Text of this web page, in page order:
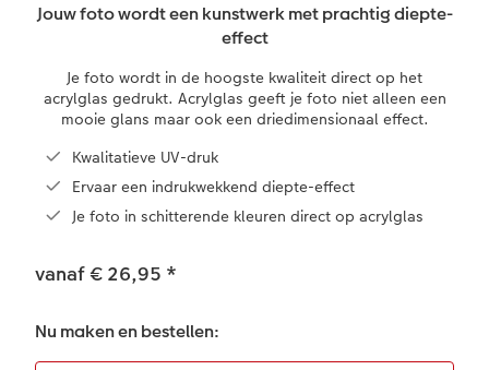
XXL Liggend
Kids
Papiersoorten
Kaftsoorten
Mogelijkheden
Reliëfopdruk
Fine art prints
Foto in lijst
Premium poster
Fotosets
Fotostickers
Fotobox
Foto op galerijprint
Foto op hout
Foto op hexxas
Meerluik
Wanddecoratie in lijst
Alle extra's
Fineline wandkalender
Met designs
Alle extra's
Textiel
Telefoonhoesjes
Fotogeschenkbox
Art Prints
Trouwkaarten
Verjaardagskaarten
Communiekaarten
Alle thema's
Met reliëfopdruk
Jouw foto wordt een kunstwerk met prachtig diepte-
effect
Je foto wordt in de hoogste kwaliteit direct op het
acrylglas gedrukt. Acrylglas geeft je foto niet alleen een
mooie glans maar ook een driedimensionaal effect.
Kwalitatieve UV-druk
Ervaar een indrukwekkend diepte-effect
Je foto in schitterende kleuren direct op acrylglas
vanaf € 26,95 *
Nu maken en bestellen: